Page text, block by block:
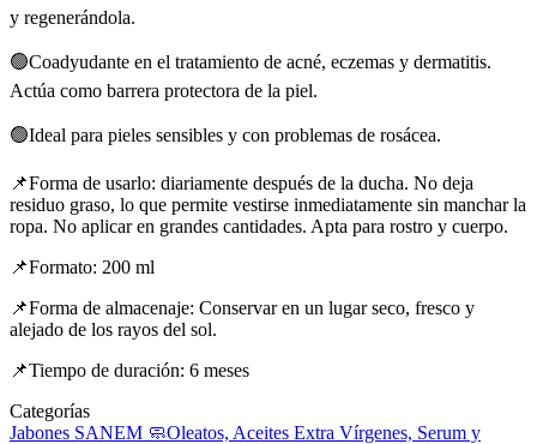
y regenerándola.
🟢Coadyudante en el tratamiento de acné, eczemas y dermatitis.
Actúa como barrera protectora de la piel.
🟢Ideal para pieles sensibles y con problemas de rosácea.
📌Forma de usarlo: diariamente después de la ducha. No deja
residuo graso, lo que permite vestirse inmediatamente sin manchar la
ropa. No aplicar en grandes cantidades. Apta para rostro y cuerpo.
📌Formato: 200 ml
📌Forma de almacenaje: Conservar en un lugar seco, fresco y
alejado de los rayos del sol.
📌Tiempo de duración: 6 meses
Categorías
Jabones SANEM 🧼Oleatos, Aceites Extra Vírgenes, Serum y